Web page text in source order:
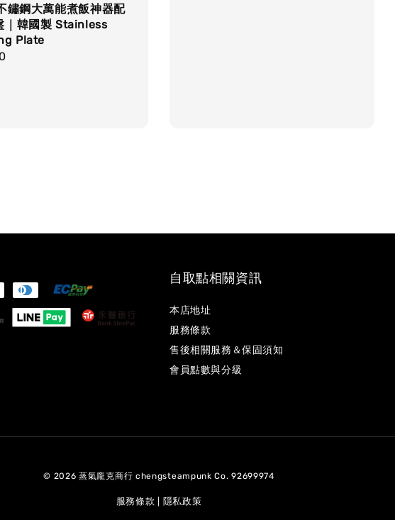
鏽鋼大萬能煮飯神器配
｜韓國製 Stainless
Plate
自取點相關資訊
本店地址
服務條款
售後相關服務＆保固須知
會員點數與分級
© 2026 蒸氣龐克商行 chengsteampunk Co. 92699974
服務條款 隱私政策